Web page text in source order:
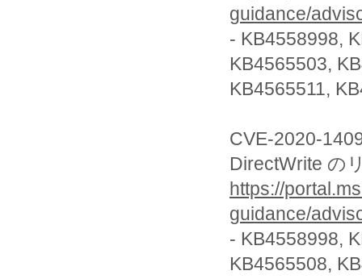
guidance/
- KB4558998,
KB4565503,
KB4565511,
CVE-2020-
DirectWrite の
https://
guidance/
- KB4558998,
KB4565508,